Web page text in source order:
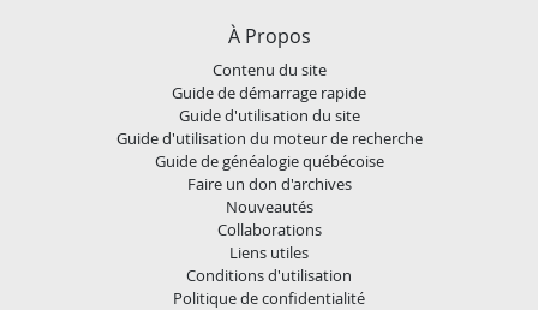
À Propos
Contenu du site
Guide de démarrage rapide
Guide d'utilisation du site
Guide d'utilisation du moteur de recherche
Guide de généalogie québécoise
Faire un don d'archives
Nouveautés
Collaborations
Liens utiles
Conditions d'utilisation
Politique de confidentialité